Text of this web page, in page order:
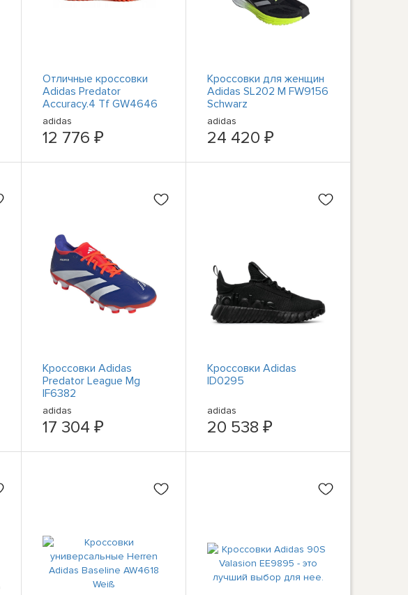
Отличные кроссовки
Adidas Predator
Accuracy.4 Tf GW4646
adidas
12 776 ₽
Кроссовки для женщин
Adidas SL202 M FW9156
Schwarz
adidas
24 420 ₽
Кроссовки Adidas
Predator League Mg
IF6382
adidas
17 304 ₽
Кроссовки Adidas
ID0295
adidas
20 538 ₽